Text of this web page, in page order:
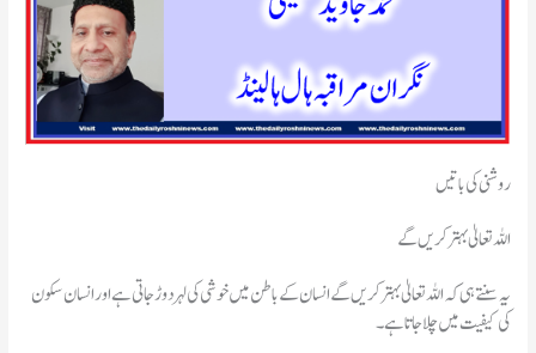
روشنی کی باتیں
اللہ تعالیٰ بہتر کریں گے
کی کیفیت میں چلا جاتا ہے۔